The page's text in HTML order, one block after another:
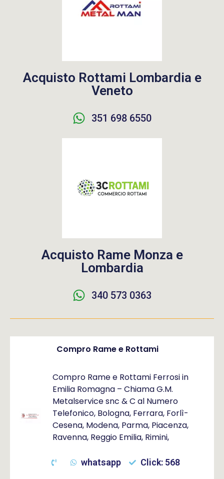
Acquisto Rottami Lombardia e
Veneto
351 698 6550
Acquisto Rame Monza e
Lombardia
340 573 0363
Compro Rame e Rottami
Compro Rame e Rottami Ferrosi in
Emilia Romagna – Chiama G.M.
Metalservice snc & C al Numero
Telefonico, Bologna, Ferrara, Forlì-
Cesena, Modena, Parma, Piacenza,
Ravenna, Reggio Emilia, Rimini,
whatsapp Click: 568